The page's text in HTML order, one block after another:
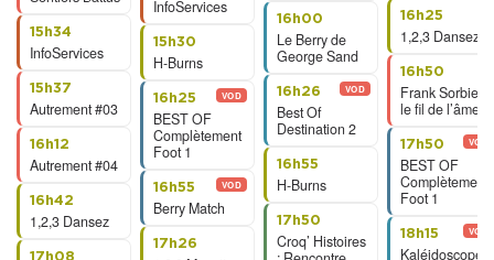
15h34
InfoServices
15h37
Autrement #03
16h12
Autrement #04
16h42
1,2,3 Dansez
InfoServices
15h30
H-Burns
16h25
BEST OF
Complètement
Foot 1
VOD
16h55
Berry Match
VOD
17h26
16h00
Le Berry de
George Sand
16h26
Best Of
Destination 2
VOD
16h55
H-Burns
17h50
Croq’ Histoires
16h25
1,2,3 Dansez
16h50
Frank Sorbier,
le fil de l’âme
17h50
BEST OF
Complètement
Foot 1
VOD
18h15
Kaléidoscope
VOD